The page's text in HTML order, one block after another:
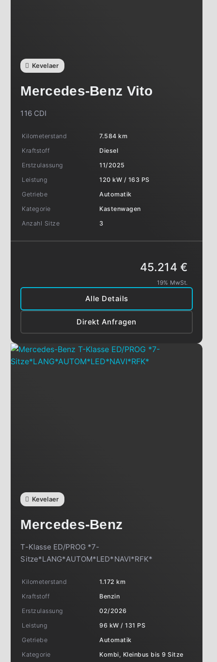
Kevelaer
Mercedes-Benz Vito
116 CDI
Kilometerstand
7.584 km
Kraftstoff
Diesel
Erstzulassung
11/2025
Leistung
120 kW / 163 PS
Getriebe
Automatik
Kategorie
Kastenwagen
Anzahl Sitze
3
Alle Details
Direkt Anfragen
45.214 €
19% MwSt.
Kevelaer
Mercedes-Benz
T-Klasse ED/PROG *7-
Sitze*LANG*AUTOM*LED*NAVI*RFK*
Kilometerstand
1.172 km
Kraftstoff
Benzin
Erstzulassung
02/2026
Leistung
96 kW / 131 PS
Getriebe
Automatik
Kategorie
Kombi, Kleinbus bis 9 Sitze